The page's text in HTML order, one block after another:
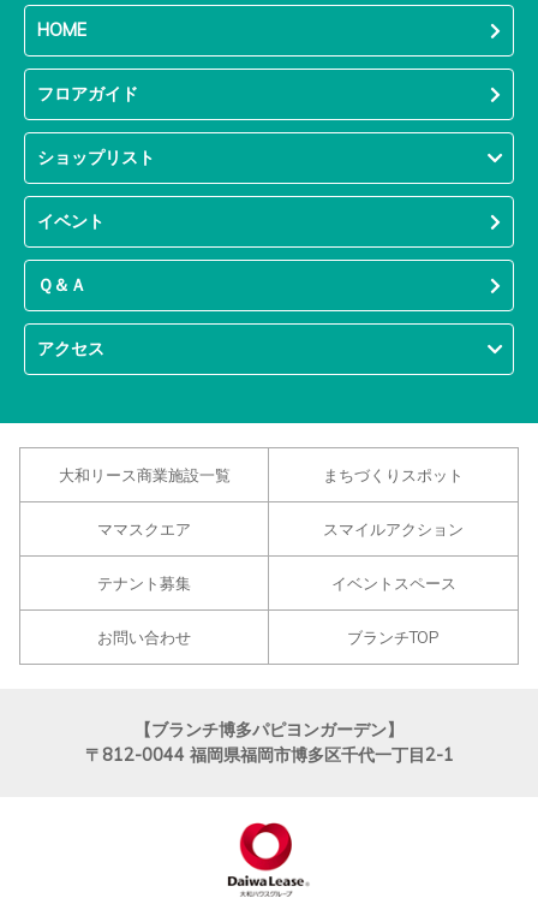
HOME
フロアガイド
ショップリスト
イベント
Ｑ＆Ａ
アクセス
大和リース商業施設一覧 まちづくりスポット
ママスクエア スマイルアクション
テナント募集 イベントスペース
お問い合わせ ブランチTOP
【ブランチ博多パピヨンガーデン】
〒812-0044 福岡県福岡市博多区千代一丁目2-1